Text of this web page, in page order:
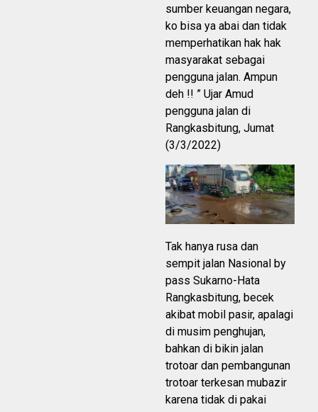
sumber keuangan negara,
ko bisa ya abai dan tidak
memperhatikan hak hak
masyarakat sebagai
pengguna jalan. Ampun
deh !! ” Ujar Amud
pengguna jalan di
Rangkasbitung, Jumat
(3/3/2022)
Tak hanya rusa dan
sempit jalan Nasional by
pass Sukarno-Hata
Rangkasbitung, becek
akibat mobil pasir, apalagi
di musim penghujan,
bahkan di bikin jalan
trotoar dan pembangunan
trotoar terkesan mubazir
karena tidak di pakai